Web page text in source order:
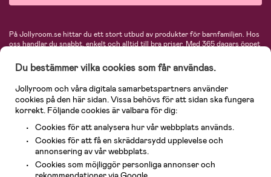
På Jollyroom.se hittar du ett stort utbud av produkter för barnfamiljen. Hos
oss handlar du snabbt, enkelt och alltid till bra priser.Med 365 dagars öppet
hos oss. I vårt sortiment hittar du barnvagnar, bilstolar, kläder för barn och
baby, produkter för mamman, massor av inspirerande inredning, leksaker,
babyprodukter och mycket mer. Vi erbjuder produkter från välkända
varumärken så som Britax, Maxi-Cosi, Baby Jogger, BabyBjörn, Didriksons,
KidKraft, Ergobaby, Philips Avent, Neonate, Cybex, LEGO och många fler.
Välkommen in och kika runt i Nordens största barn- och babybutik på nätet!
Du bestämmer vilka cookies som får användas.
Jollyroom och våra digitala samarbetspartners använder
cookies på den här sidan. Vissa behövs för att sidan ska fungera
korrekt. Följande cookies är valbara för dig:
Cookies för att analysera hur vår webbplats används.
Cookies för att få en skräddarsydd upplevelse och
annonsering av vår webbplats.
Cookies som möjliggör personliga annonser och